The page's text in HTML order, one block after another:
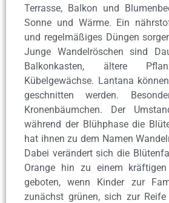
Terrasse, Balkon und
Sonne und Wärme. Ein
und regelmäßiges Düngen
Junge Wandelröschen sind
Balkonkasten, ältere
Kübelgewächse. Lantana
geschnitten werden.
Kronenbäumchen. Der
während der Blühphase die
hat ihnen zu dem Namen
Dabei verändert sich die
Orange hin zu einem
geboten, wenn Kinder zur
zunächst grünen, sich zur